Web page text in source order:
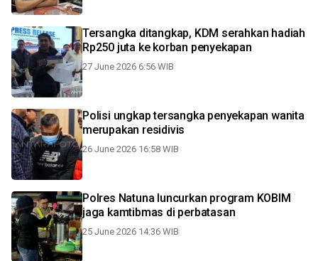
Tersangka ditangkap, KDM serahkan hadiah
Rp250 juta ke korban penyekapan
27 June 2026 6:56 WIB
Polisi ungkap tersangka penyekapan wanita
merupakan residivis
26 June 2026 16:58 WIB
Polres Natuna luncurkan program KOBIM
jaga kamtibmas di perbatasan
25 June 2026 14:36 WIB